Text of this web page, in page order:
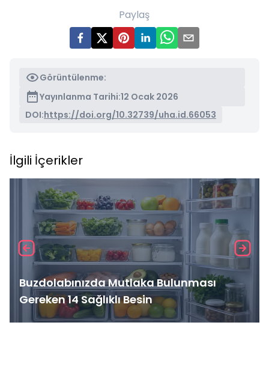
Paylaş
Görüntülenme:
Yayınlanma Tarihi:12 Ocak 2026
DOI:https://doi.org/10.32739/uha.id.66053
İlgili İçerikler
Buzdolabınızda Mutlaka Bulunması
Gereken 14 Sağlıklı Besin